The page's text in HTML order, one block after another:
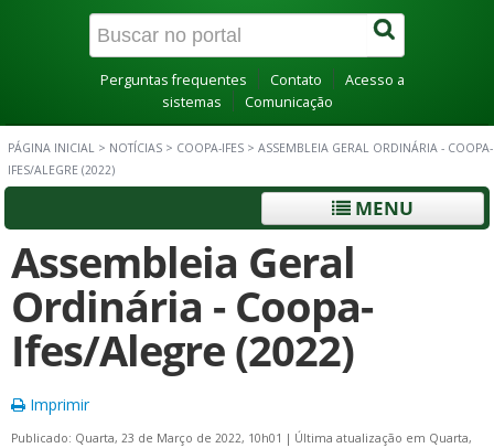
Canais
Perguntas frequentes Contato
Acesso a
sistemas
Comunicação
PÁGINA INICIAL > NOTÍCIAS > COOPA-IFES > ASSEMBLEIA GERAL ORDINÁRIA - COOPA-
IFES/ALEGRE (2022)
MENU
Assembleia Geral
Ordinária - Coopa-
Ifes/Alegre (2022)
Imprimir
Publicado: Quarta, 23 de Março de 2022, 10h01 | Última atualização em Quarta,